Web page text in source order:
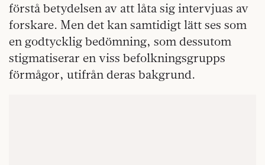
förstå betydelsen av att låta sig intervjuas av
forskare. Men det kan samtidigt lätt ses som
en godtycklig bedömning, som dessutom
stigmatiserar en viss befolkningsgrupps
förmågor, utifrån deras bakgrund.